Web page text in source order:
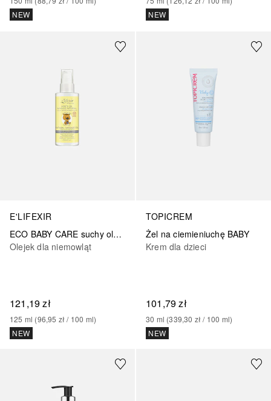
NEW
NEW
E'LIFEXIR
ECO BABY CARE suchy olejek do masażu
Olejek dla niemowląt
121,19 zł
125 ml (96,95 zł / 100 ml)
NEW
TOPICREM
Żel na ciemieniuchę BABY
Krem dla dzieci
101,79 zł
30 ml (339,30 zł / 100 ml)
NEW